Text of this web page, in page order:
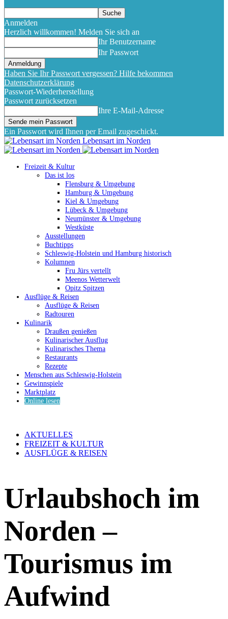
Anmelden
Herzlich willkommen! Melden Sie sich an
Ihr Benutzername
Ihr Passwort
Haben Sie Ihr Passwort vergessen? Hilfe bekommen
Datenschutzerklärung
Passwort-Wiederherstellung
Passwort zurücksetzen
Ihre E-Mail-Adresse
Ein Passwort wird Ihnen per Email zugeschickt.
Lebensart im Norden
Freizeit & Kultur
Das ist los
Flensburg & Umgebung
Hamburg & Umgebung
Kiel & Umgebung
Lübeck & Umgebung
Neumünster & Umgebung
Westküste
Ausstellungen
Buchtipps
Schleswig-Holstein und Hamburg historisch
Kolumnen
Fru Jürs vertellt
Meenos Wetterwelt
Opitz Spitzen
Ausflüge & Reisen
Ausflüge & Reisen
Radtouren
Kulinarik
Draußen genießen
Kulinarischer Ausflug
Kulinarisches Thema
Restaurants
Rezepte
Menschen aus Schleswig-Holstein
Gewinnspiele
Marktplatz
Online lesen
AKTUELLES
FREIZEIT & KULTUR
AUSFLÜGE & REISEN
Urlaubshoch im
Norden –
Tourismus im
Aufwind